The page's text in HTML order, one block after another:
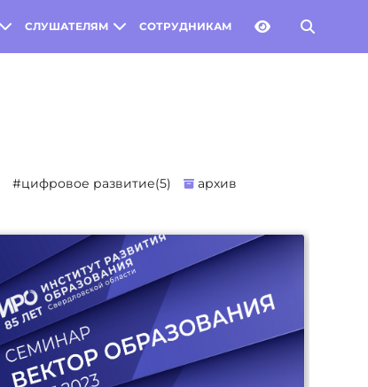
СЛУШАТЕЛЯМ СОТРУДНИКАМ
#цифровое развитие(5) архив